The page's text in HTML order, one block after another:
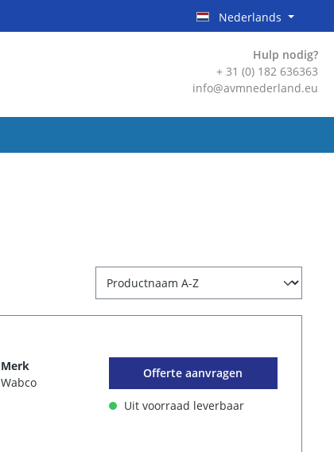
Nederlands
Hulp nodig?
+ 31 (0) 182 636363
info@avmnederland.eu
Merk
Wabco
Offerte aanvragen
Uit voorraad leverbaar